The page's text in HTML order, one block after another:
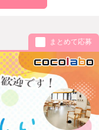
まとめて応募